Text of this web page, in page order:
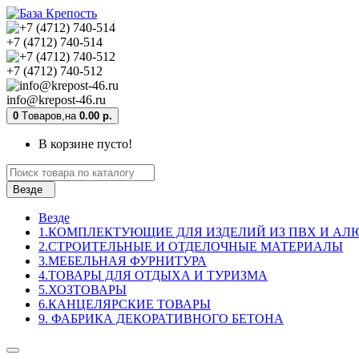
+7 (4712) 740-514
+7 (4712) 740-512
info@krepost-46.ru
0 Tоваров, на 0.00 р.
В корзине пусто!
Везде
Везде
1.КОМПЛЕКТУЮЩИЕ ДЛЯ ИЗДЕЛИЙ ИЗ ПВХ И
2.СТРОИТЕЛЬНЫЕ И ОТДЕЛОЧНЫЕ МАТЕРИАЛЫ
3.МЕБЕЛЬНАЯ ФУРНИТУРА
4.ТОВАРЫ ДЛЯ ОТДЫХА И ТУРИЗМА
5.ХОЗТОВАРЫ
6.КАНЦЕЛЯРСКИЕ ТОВАРЫ
9. ФАБРИКА ДЕКОРАТИВНОГО БЕТОНА